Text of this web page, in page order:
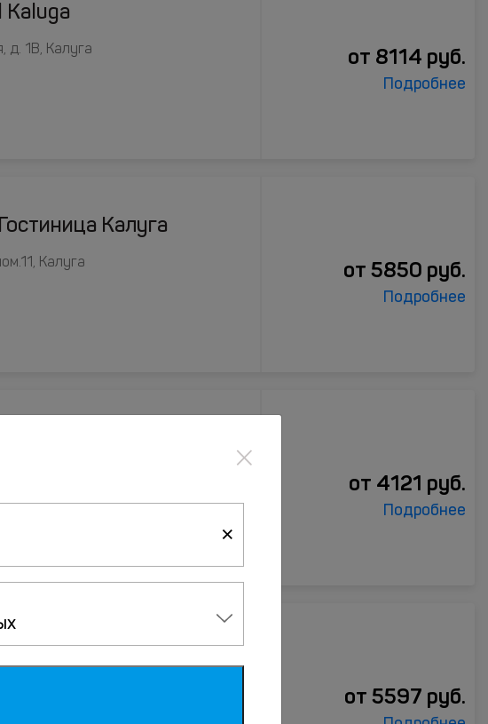
Kaluga
д. 1В, Калуга от 8114 руб.
Подробнее
Калуга
Калуга от 5850 руб.
Подробнее
от 4121 руб.
Подробнее
д.1, Калуга от 5597 руб.
×
×